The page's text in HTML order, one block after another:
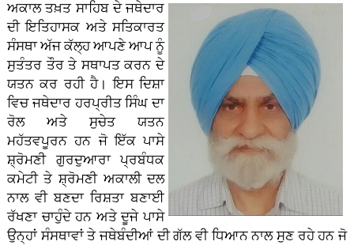
ਅਕਾਲ ਤਖ਼ਤ ਸਾਹਿਬ ਦੇ ਜਥੇਦਾਰ
ਦੀ ਇਤਿਹਾਸਕ ਅਤੇ ਸਤਿਕਾਰਤ
ਸੰਸਥਾ ਅੱਜ ਕੱਲ੍ਹ ਆਪਣੇ ਆਪ ਨੂੰ
ਸੁਤੰਤਰ ਤੌਰ ਤੇ ਸਥਾਪਤ ਕਰਨ ਦੇ
ਯਤਨ ਕਰ ਰਹੀ ਹੈ। ਇਸ ਦਿਸ਼ਾ
ਵਿਚ ਜਥੇਦਾਰ ਹਰਪ੍ਰੀਤ ਸਿੰਘ ਦਾ
ਰੋਲ ਅਤੇ ਸੁਚੇਤ ਯਤਨ
ਮਹੱਤਵਪੂਰਨ ਹਨ ਜੋ ਇੱਕ ਪਾਸੇ
ਸ਼੍ਰੋਮਣੀ ਗੁਰਦੁਆਰਾ ਪ੍ਰਬੰਧਕ
ਕਮੇਟੀ ਤੇ ਸ਼੍ਰੋਮਣੀ ਅਕਾਲੀ ਦਲ
ਨਾਲ ਵੀ ਬਣਦਾ ਰਿਸ਼ਤਾ ਬਣਾਈ
ਰੱਖਣਾ ਚਾਹੁੰਦੇ ਹਨ ਅਤੇ ਦੂਜੇ ਪਾਸੇ
ਉਨ੍ਹਾਂ ਸੰਸਥਾਵਾਂ ਤੇ ਜਥੇਬੰਦੀਆਂ ਦੀ ਗੱਲ ਵੀ ਧਿਆਨ ਨਾਲ ਸੁਣ ਰਹੇ ਹਨ ਜੋ